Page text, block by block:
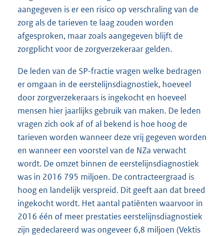
aangegeven is er een risico op verschraling van de
zorg als de tarieven te laag zouden worden
afgesproken, maar zoals aangegeven blijft de
zorgplicht voor de zorgverzekeraar gelden.
De leden van de SP-fractie vragen welke bedragen
er omgaan in de eerstelijnsdiagnostiek, hoeveel
door zorgverzekeraars is ingekocht en hoeveel
mensen hier jaarlijks gebruik van maken. De leden
vragen zich ook af of al bekend is hoe hoog de
tarieven worden wanneer deze vrij gegeven worden
en wanneer een voorstel van de NZa verwacht
wordt. De omzet binnen de eerstelijnsdiagnostiek
was in 2016 795 miljoen. De contracteergraad is
hoog en landelijk verspreid. Dit geeft aan dat breed
ingekocht wordt. Het aantal patiënten waarvoor in
2016 één of meer prestaties eerstelijnsdiagnostiek
zijn gedeclareerd was ongeveer 6,8 miljoen (Vektis